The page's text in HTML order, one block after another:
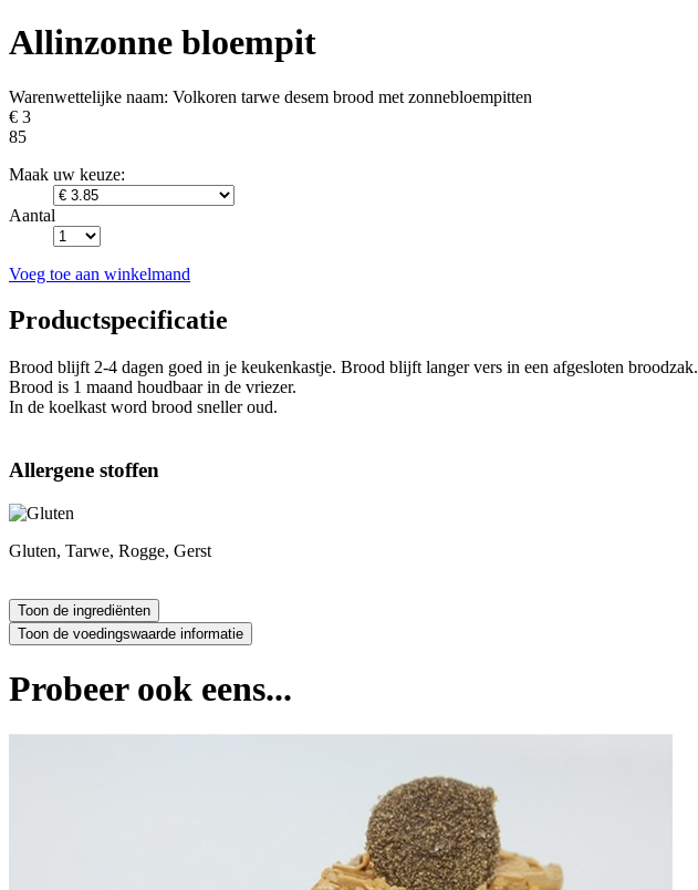
Allinzonne bloempit
Warenwettelijke naam: Volkoren tarwe desem brood met zonnebloempitten
€ 3
85
Maak uw keuze:
Aantal
Voeg toe aan winkelmand
Productspecificatie
Brood blijft 2-4 dagen goed in je keukenkastje. Brood blijft langer vers in een afgesloten broodzak.
Brood is 1 maand houdbaar in de vriezer.
In de koelkast word brood sneller oud.
Allergene stoffen
Gluten, Tarwe, Rogge, Gerst
Probeer ook eens...